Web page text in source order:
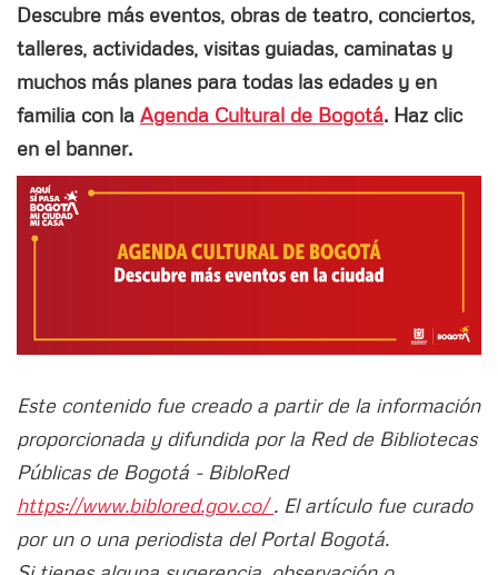
Descubre más eventos, obras de teatro, conciertos,
talleres, actividades, visitas guiadas, caminatas y
muchos más planes para todas las edades y en
familia con la Agenda Cultural de Bogotá. Haz clic
en el banner.
Este contenido fue creado a partir de la información
proporcionada y difundida por la Red de Bibliotecas
Públicas de Bogotá - BibloRed
https://www.biblored.gov.co/. El artículo fue curado
por un o una periodista del Portal Bogotá.